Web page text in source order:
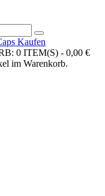
0 ITEM(S) - 0,00 €
im Warenkorb.